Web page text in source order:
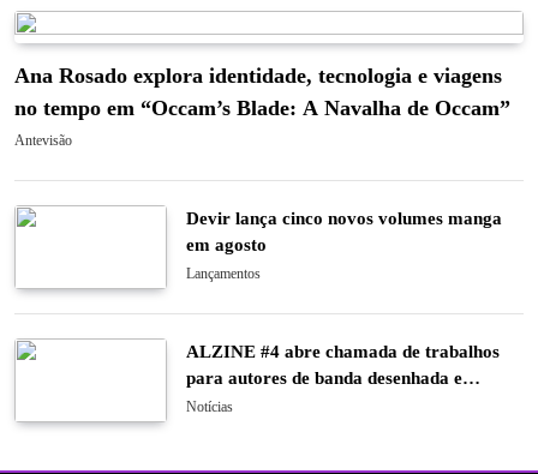
Ana Rosado explora identidade, tecnologia e viagens
no tempo em “Occam’s Blade: A Navalha de Occam”
Antevisão
Devir lança cinco novos volumes manga
em agosto
Lançamentos
ALZINE #4 abre chamada de trabalhos
para autores de banda desenhada e
ilustração
Notícias